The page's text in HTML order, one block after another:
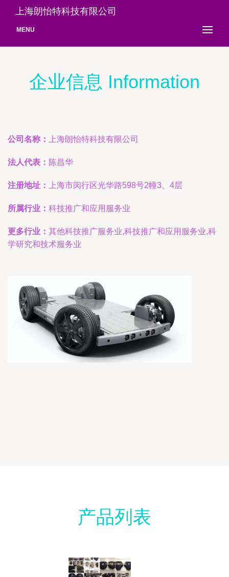
上海朗怡特科技有限公司
MENU
企业信息 Information
公司名称： 上海朗怡特科技有限公司
法人代表： 陈昌华
注册地址： 上海市闵行区光华路598号2幢3、4层
所属行业： 科技推广和应用服务业
更多行业： 其他科技推广服务业,科技推广和应用服务业,科
学研究和技术服务业
产品列表